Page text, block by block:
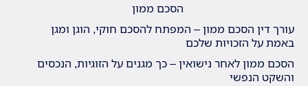
הסכם ממון
עורך דין הסכם ממון – המפתח להסכם חוקי, הוגן ומגן
באמת על הזכויות שלכם
הסכם ממון לאחר נישואין – כך מגנים על הזוגיות, הנכסים
והשקט הנפשי